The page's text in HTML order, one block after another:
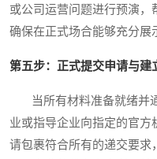
或公司运营问题进行预演，
确保在正式场合能够充分展
第五步：正式提交申请与建
当所有材料准备就绪并
业或指导企业向指定的官方
请包裹符合所有的递交要求